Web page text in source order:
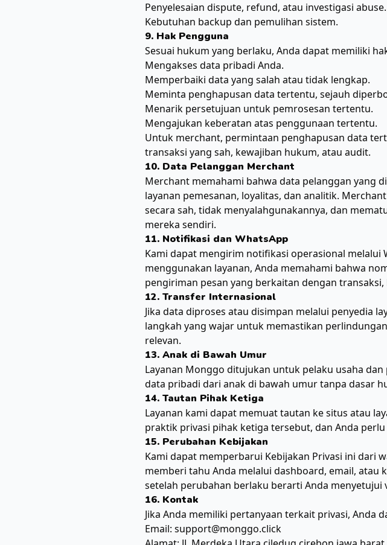
Penyelesaian dispute, refund, atau investigasi abuse.
Kebutuhan backup dan pemulihan sistem.
9. Hak Pengguna
Sesuai hukum yang berlaku, Anda dapat memiliki
Mengakses data pribadi Anda.
Memperbaiki data yang salah atau tidak lengkap.
Meminta penghapusan data tertentu, sejauh
Menarik persetujuan untuk pemrosesan tertentu.
Mengajukan keberatan atas penggunaan tertentu.
Untuk merchant, permintaan penghapusan data
transaksi yang sah, kewajiban hukum, atau audit.
10. Data Pelanggan Merchant
Merchant memahami bahwa data pelanggan yang
layanan pemesanan, loyalitas, dan analitik.
secara sah, tidak menyalahgunakannya, dan
mereka sendiri.
11. Notifikasi dan WhatsApp
Kami dapat mengirim notifikasi operasional melalui
menggunakan layanan, Anda memahami bahwa
pengiriman pesan yang berkaitan dengan
12. Transfer Internasional
Jika data diproses atau disimpan melalui penyedia
langkah yang wajar untuk memastikan
relevan.
13. Anak di Bawah Umur
Layanan Monggo ditujukan untuk pelaku usaha
data pribadi dari anak di bawah umur tanpa dasar
14. Tautan Pihak Ketiga
Layanan kami dapat memuat tautan ke situs atau
praktik privasi pihak ketiga tersebut, dan Anda
15. Perubahan Kebijakan
Kami dapat memperbarui Kebijakan Privasi ini dari
memberi tahu Anda melalui dashboard, email, atau
setelah perubahan berlaku berarti Anda menyetujui
16. Kontak
Jika Anda memiliki pertanyaan terkait privasi, Anda
Email: support@monggo.click